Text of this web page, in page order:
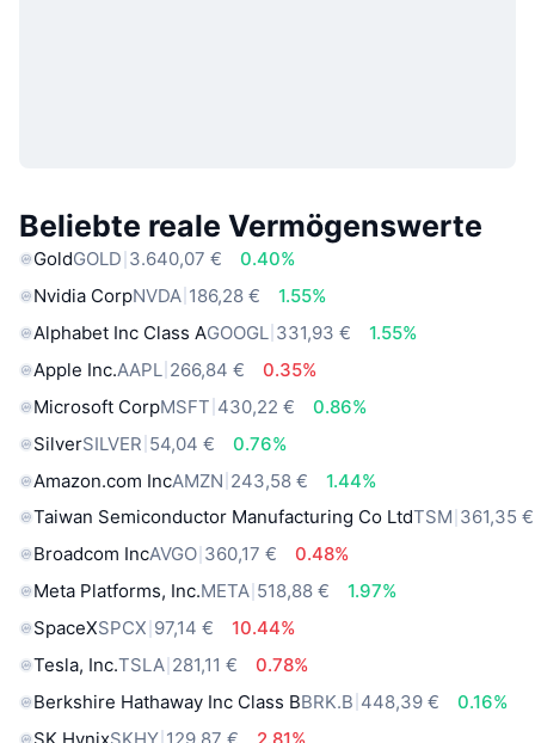
Beliebte reale Vermögenswerte
GoldGOLD 3.640,07 €
0.40%
Nvidia CorpNVDA 186,28 €
1.55%
Alphabet Inc Class AGOOGL 331,93 €
1.55%
Apple Inc.AAPL 266,84 €
0.35%
Microsoft CorpMSFT 430,22 €
0.86%
SilverSILVER 54,04 €
0.76%
Amazon.com IncAMZN 243,58 €
1.44%
Taiwan Semiconductor Manufacturing Co LtdTSM 361,35 €
Broadcom IncAVGO 360,17 €
0.48%
Meta Platforms, Inc.META 518,88 €
1.97%
SpaceXSPCX 97,14 €
10.44%
Tesla, Inc.TSLA 281,11 €
0.78%
Berkshire Hathaway Inc Class BBRK.B 448,39 €
0.16%